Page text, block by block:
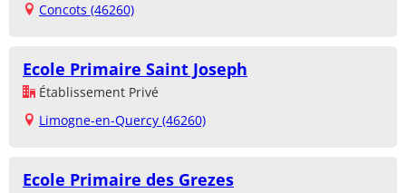
Concots (46260)
Ecole Primaire Saint Joseph
Établissement Privé
Limogne-en-Quercy (46260)
Ecole Primaire des Grezes